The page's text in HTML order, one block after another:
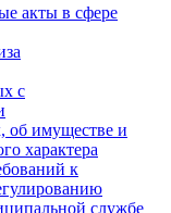
акты в сфере
с
об имуществе и
характера
к
службе